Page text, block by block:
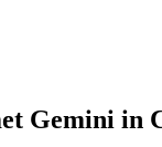
Gemini in